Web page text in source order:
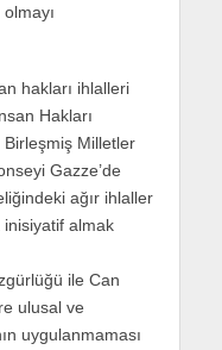
hakları ihlalleri
Hakları
Birleşmiş Milletler
Gazze’de
ağır ihlaller
inisiyatif almak
ile Can
ulusal ve
uygulanmaması